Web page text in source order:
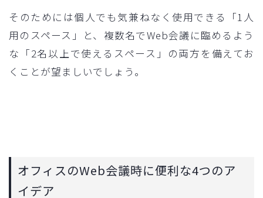
そのためには個人でも気兼ねなく使用できる「1人
用のスペース」と、複数名でWeb会議に臨めるよう
な「2名以上で使えるスペース」の両方を備えてお
くことが望ましいでしょう。
オフィスのWeb会議時に便利な4つのア
イデア